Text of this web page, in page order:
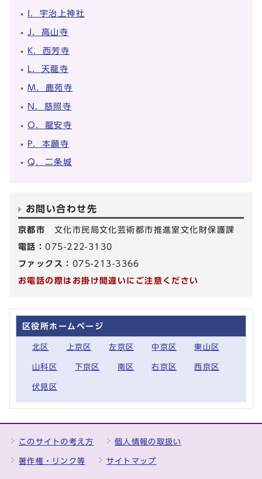
I．宇治上神社
J．高山寺
K．西芳寺
L．天龍寺
M．鹿苑寺
N．慈照寺
O．龍安寺
P．本願寺
Q．二条城
お問い合わせ先
京都市 文化市民局文化芸術都市推進室文化財保護課
電話：075-222-3130
ファックス： 075-213-3366
お電話の際はお掛け間違いにご注意ください
区役所ホームページ
北区 上京区 左京区 中京区 東山区
山科区 下京区 南区 右京区 西京区
伏見区
このサイトの考え方 個人情報の取扱い
著作権・リンク等 サイトマップ